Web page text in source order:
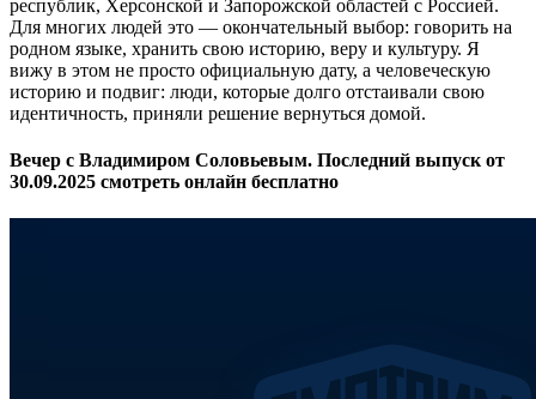
республик, Херсонской и Запорожской областей с Россией.
Для многих людей это — окончательный выбор: говорить на
родном языке, хранить свою историю, веру и культуру. Я
вижу в этом не просто официальную дату, а человеческую
историю и подвиг: люди, которые долго отстаивали свою
идентичность, приняли решение вернуться домой.
Вечер с Владимиром Соловьевым. Последний выпуск от
30.09.2025 смотреть онлайн бесплатно